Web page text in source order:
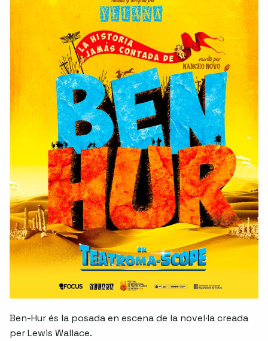
Ben-Hur és la posada en escena de la novel·la creada
per Lewis Wallace.